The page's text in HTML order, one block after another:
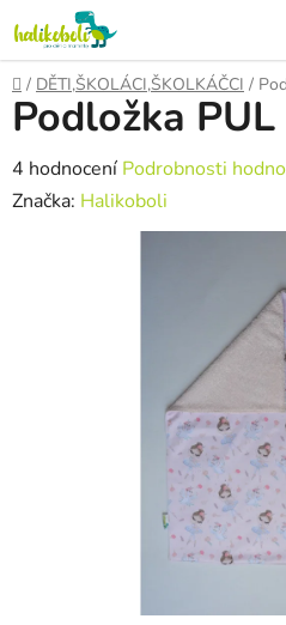
na
obsah
Domů
/ DĚTI,ŠKOLÁCI,ŠKOLKÁČCI /
Podložka
Průměrné
hodnocení
4 hodnocení Podrobnosti
Značka: Halikoboli